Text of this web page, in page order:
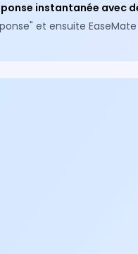
instantanée avec
et ensuite